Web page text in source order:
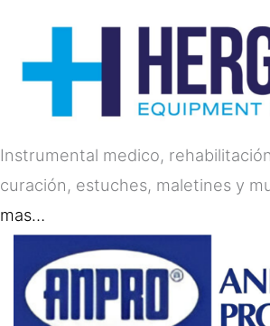
Instrumental medico,
curación, estuches, maletines y
mas…